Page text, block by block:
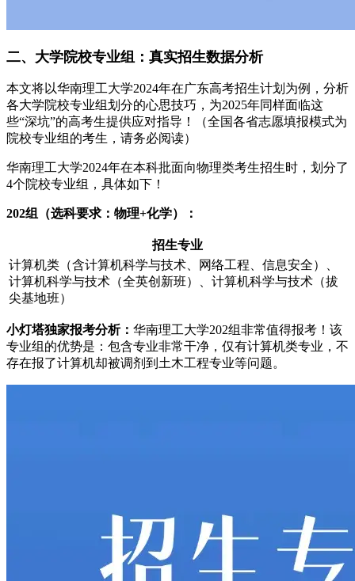
二、大学院校专业组：真实招生数据分析
本文将以华南理工大学2024年在广东高考招生计划为例，分析
各大学院校专业组划分的心思技巧，为2025年同样面临这
些“深坑”的高考生提供应对指导！（全国各省志愿填报模式为
院校专业组的考生，请务必阅读）
华南理工大学2024年在本科批面向物理类考生招生时，划分了
4个院校专业组，具体如下！
202组（选科要求：物理+化学）：
招生专业
计算机类（含计算机科学与技术、网络工程、信息安全）、
计算机科学与技术（全英创新班）、计算机科学与技术（拔
尖基地班）
小灯塔独家报考分析： 华南理工大学202组非常值得报考！该
专业组的优势是：包含专业非常干净，仅有计算机类专业，不
存在报了计算机却被调剂到土木工程专业等问题。